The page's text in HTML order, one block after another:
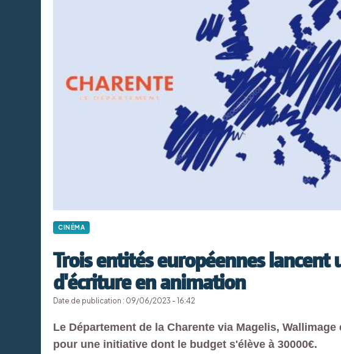
CINÉMA
Trois entités européennes lancent
d'écriture en animation
Date de publication : 09/06/2023 - 16:42
Le Département de la Charente via Magelis,
pour une initiative dont le budget s'élève à 30000€.